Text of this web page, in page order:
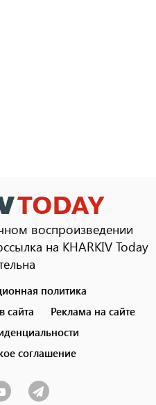
воспроизведении
на KHARKIV Today
политика
сайта
Реклама на сайте
соглашение